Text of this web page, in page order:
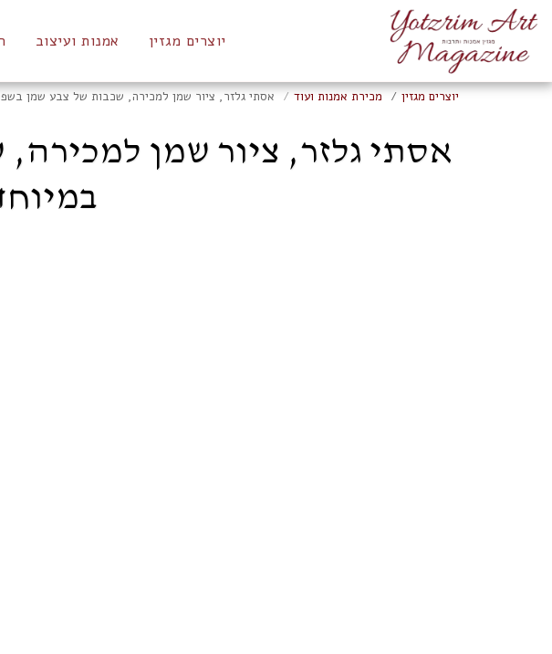
יוצרים מגזין אמנות ועיצוב
יוצרים מגזין מכירת אמנות ועוד אסתי גלזר, ציור שמן למכירה, שכבות של צבע שמן בשפכטל על
אסתי גלזר, ציור שמן
במיוחד, 70 על